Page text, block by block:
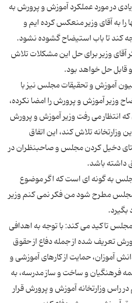
در مورد عملکرد آموزش و پرورش به
به آقای وزیر منعکس کرده ایم و
آقای وزیر برای حل این مشکلات تلاش
آموزش و تحقیقات مجلس نیز با
وزیر آموزش و پرورش را امضا نکرده،
که انتظار می رفت وزیر آموزش و پرورش
وزارتخانه تلاش کند، این اتفاق
دخیل کردن مجلس و صاحبنظران در
به گونه ای است که اگر موضوع
مطرح شود من فکر نمی کنم وزیر
تاکید می کند: با توجه به اهدافی
تعریف شده از جمله دفاع از حقوق
آموزان، حمایت از کارهای آموزشی و
فرهنگیان و ساخت و ساز مدرسه، به
راس وزارتخانه آموزش و پرورش قرار